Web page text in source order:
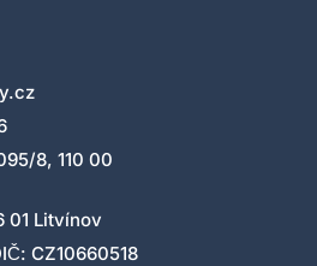
8, 110 00
01 Litvínov
CZ10660518